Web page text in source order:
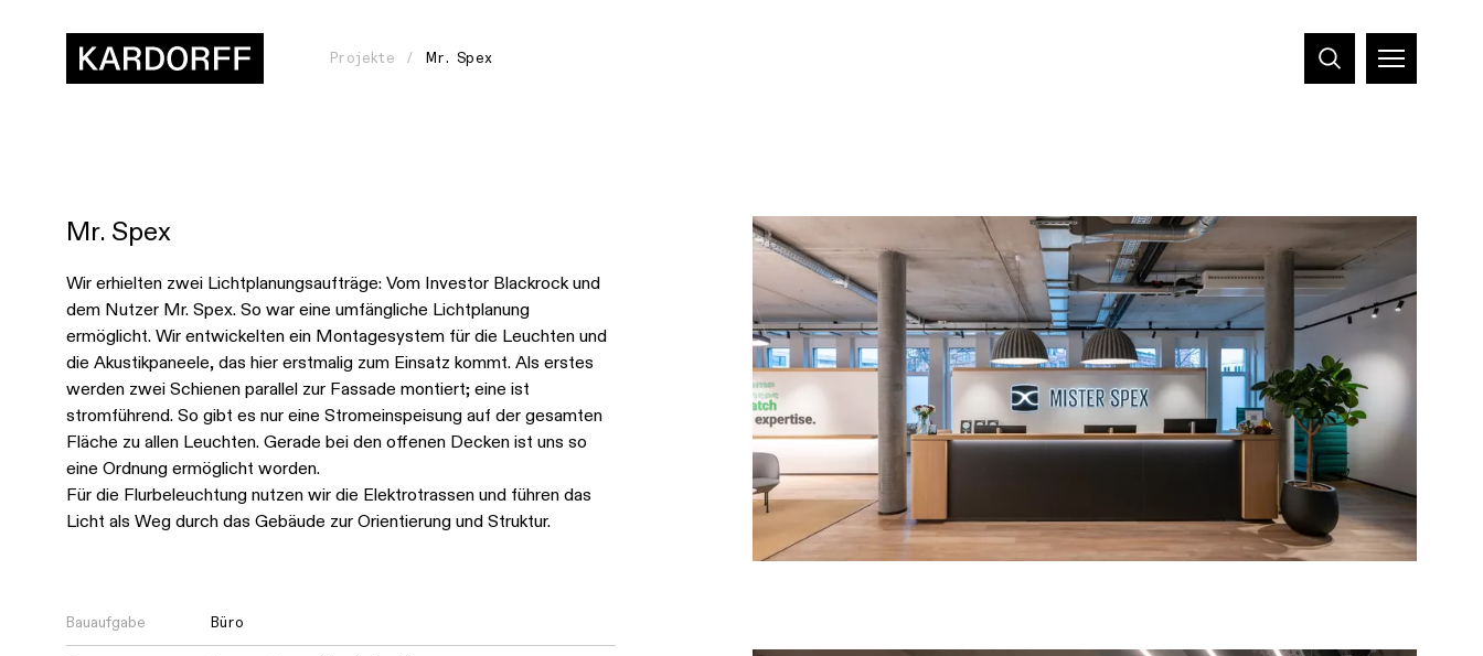
Projekte Mr. Spex
Mr. Spex
Wir erhielten zwei Lichtplanungsaufträge: Vom Investor Blackrock und
dem Nutzer Mr. Spex. So war eine umfängliche Lichtplanung
ermöglicht. Wir entwickelten ein Montagesystem für die Leuchten und
die Akustikpaneele, das hier erstmalig zum Einsatz kommt. Als erstes
werden zwei Schienen parallel zur Fassade montiert; eine ist
stromführend. So gibt es nur eine Stromeinspeisung auf der gesamten
Fläche zu allen Leuchten. Gerade bei den offenen Decken ist uns so
eine Ordnung ermöglicht worden.
Für die Flurbeleuchtung nutzen wir die Elektrotrassen und führen das
Licht als Weg durch das Gebäude zur Orientierung und Struktur.
Bauaufgabe Büro
Wie
gehen
wir
vor?
Womit
arbeiten
wir?
wir?